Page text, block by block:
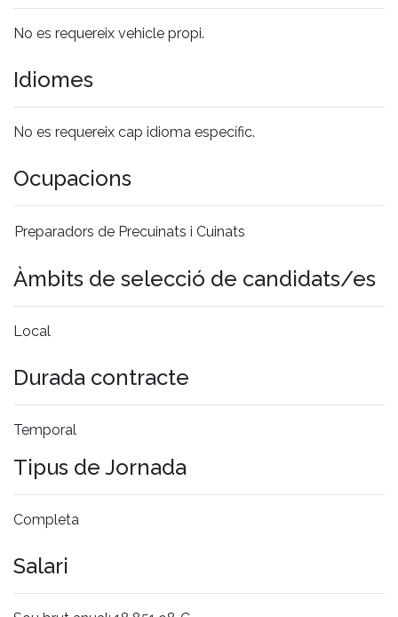
No es requereix vehicle propi.
Idiomes
No es requereix cap idioma específic.
Ocupacions
Preparadors de Precuinats i Cuinats
Àmbits de selecció de candidats/es
Local
Durada contracte
Temporal
Tipus de Jornada
Completa
Salari